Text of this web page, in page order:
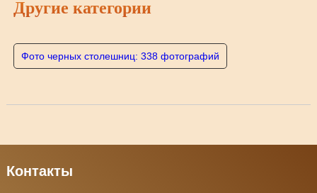
Другие категории
Фото черных столешниц: 338 фотографий
Контакты